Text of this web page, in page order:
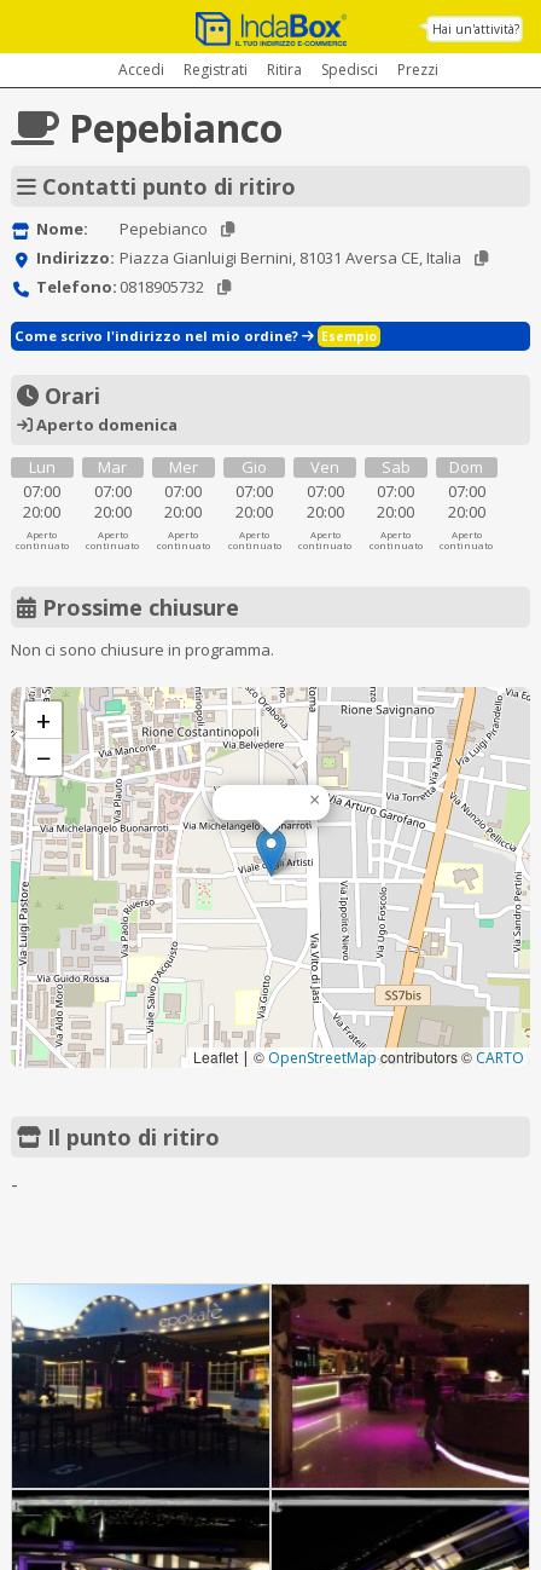
Hai un'attività?
Accedi Registrati Ritira Spedisci Prezzi
Pepebianco
Contatti punto di ritiro
Nome:
Pepebianco
Indirizzo: Piazza Gianluigi Bernini, 81031 Aversa CE, Italia
Telefono: 0818905732
Come scrivo l'indirizzo nel mio ordine? Esempio
Orari
Aperto domenica
Lun
07:00
20:00
Aperto
continuato
Mar
07:00
20:00
Aperto
continuato
Mer
07:00
20:00
Aperto
continuato
Gio
07:00
20:00
Aperto
continuato
Ven
07:00
20:00
Aperto
continuato
Sab
07:00
20:00
Aperto
continuato
Dom
07:00
20:00
Aperto
continuato
Prossime chiusure
Non ci sono chiusure in programma.
×
+
−
Leaflet | © OpenStreetMapcontributors © CARTO
Il punto di ritiro
-